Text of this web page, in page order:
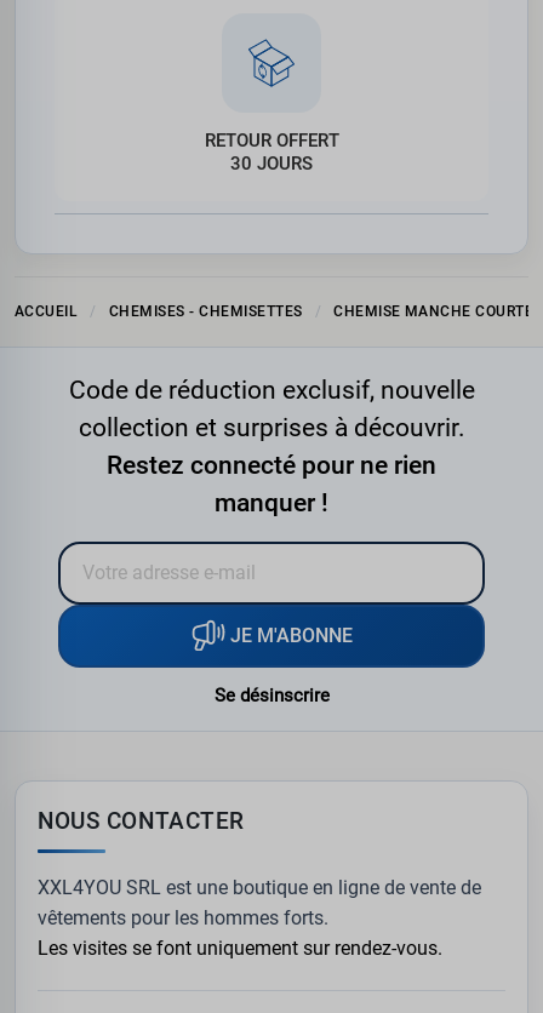
RETOUR OFFERT
30 JOURS
ACCUEIL CHEMISES - CHEMISETTES CHEMISE MANCHE COURTE
Code de réduction exclusif, nouvelle
collection et surprises à découvrir.
Restez connecté pour ne rien
manquer !
JE M'ABONNE
Se désinscrire
NOUS CONTACTER
XXL4YOU SRL est une boutique en ligne de vente de
vêtements pour les hommes forts.
Les visites se font uniquement sur rendez-vous.